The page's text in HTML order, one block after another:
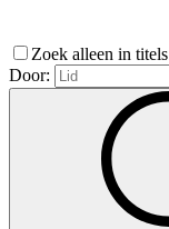
Zoek alleen in titels
Door: